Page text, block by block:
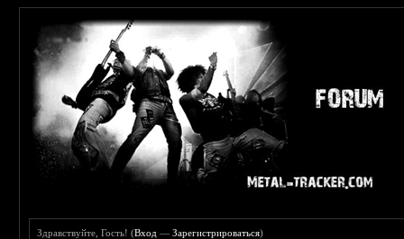
Здравствуйте, Гость! (Вход —Зарегистрироваться)